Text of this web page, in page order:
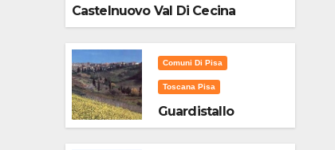
Castelnuovo Val Di Cecina
Comuni Di Pisa
Toscana Pisa
Guardistallo